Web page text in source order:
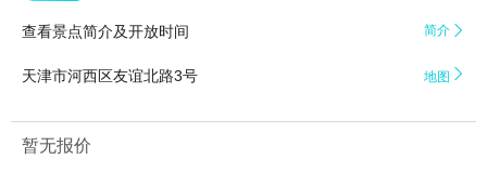
查看景点简介及开放时间 简介 
天津市河西区友谊北路3号 地图 
暂无报价